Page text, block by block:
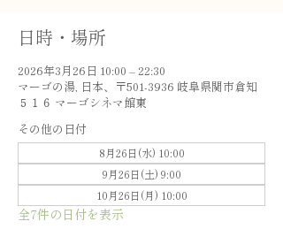
日時・場所
2026年3月26日 10:00 – 22:30
マーゴの湯, 日本、〒501-3936 岐阜県関市倉知
５１６ マーゴシネマ館東
その他の日付
8月26日(水) 10:00
9月26日(土) 9:00
10月26日(月) 10:00
全7件の日付を表示